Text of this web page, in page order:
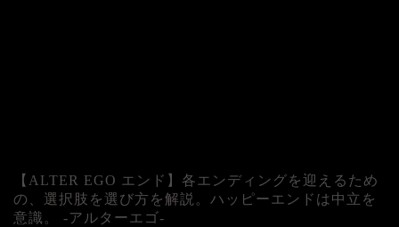
【ALTER EGO エンド】各エンディングを迎えるため
の、選択肢を選び方を解説。ハッピーエンドは中立を
意識。 -アルターエゴ-